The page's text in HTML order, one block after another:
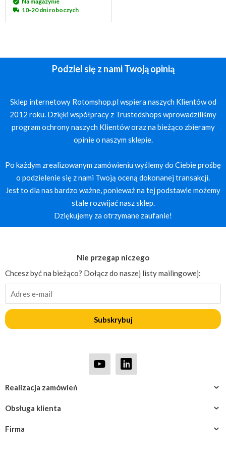
10-20 dni roboczych
Podziel się z nami Twoją opinią
Sklep internetowy Rotomshop.pl wspiera naszych Klientów od
2012 roku. Dzięki współpracy z Trustedshops wprowadziliśmy
program ochrony naszych Klientów oraz na bieżąco zbieramy
opinie o naszym sklepie.
Po każdym zrealizowanym zamówieniu wyślemy do Ciebie prośbę
o podzielenie się z nami Twoją oceną dokonanej transakcji.
Jest to dla nas bardzo ważne, ponieważ na tej podstawie możemy
stale rozwijać nasz sklep.
Dziękujemy za otrzymane zaufanie!
Firma
Obsługa klienta
Realizacja zamówień
Nie przegap niczego
Chcesz być na bieżąco? Dołącz do naszej listy mailingowej:
Subskrybuj